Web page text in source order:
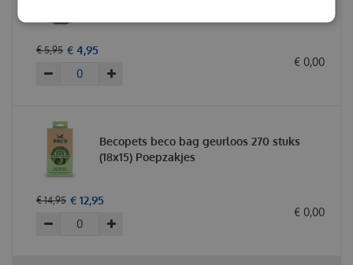
€ 5,95 € 4,95
€ 0,00
Becopets beco bag geurloos 270 stuks
(18x15) Poepzakjes
€ 14,95 € 12,95
€ 0,00